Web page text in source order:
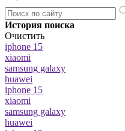
История поиска
Очистить
iphone 15
xiaomi
samsung galaxy
huawei
iphone 15
xiaomi
samsung galaxy
huawei